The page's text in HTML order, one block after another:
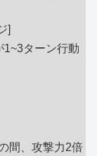
]
1~3ターン行動
間、攻撃力2倍